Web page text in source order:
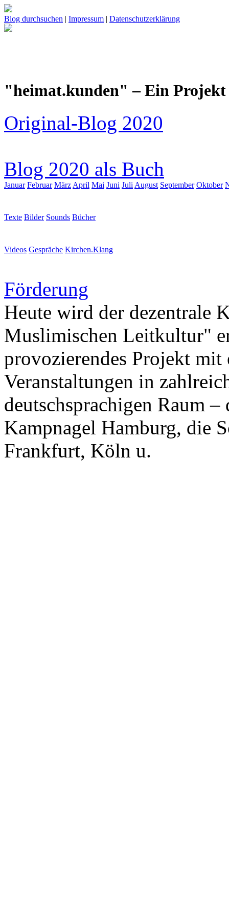
Blog durchsuchen | Impressum | Datenschutzerklärung
"heimat.kunden" – Ein
Original-Blog 2020
Blog 2020 als Buch
Januar Februar März April Mai Juni Juli August September Oktober
Texte Bilder Sounds Bücher
Videos Gespräche Kirchen.Klang
Förderung
Heute wird der dezentrale
Muslimischen Leitkultur"
provozierendes Projekt
Veranstaltungen in
deutschsprachigen Raum
Kampnagel Hamburg, die
Frankfurt, Köln u.